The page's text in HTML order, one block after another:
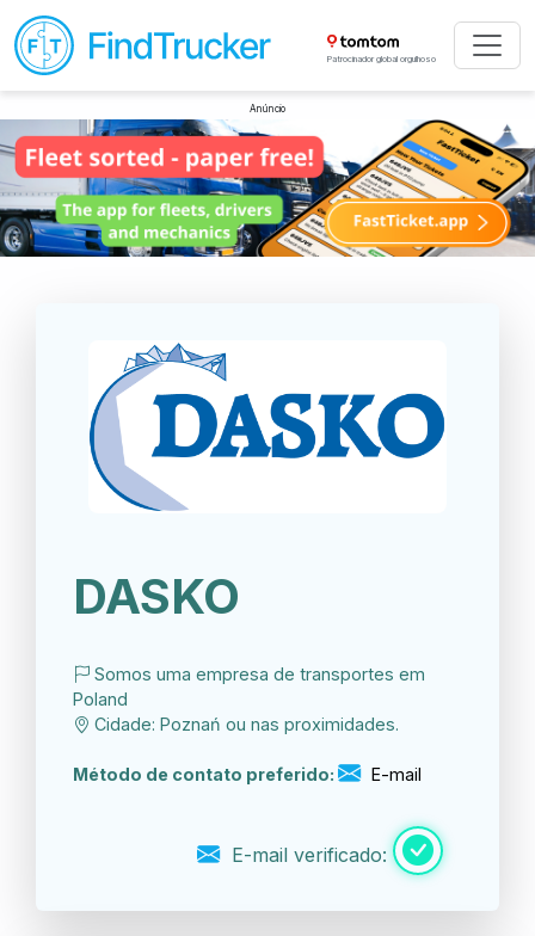
Patrocinador global orgulhoso
Anúncio
DASKO
Somos uma empresa de transportes em
Poland
Cidade: Poznań ou nas proximidades.
Método de contato preferido: E-mail
E-mail verificado: